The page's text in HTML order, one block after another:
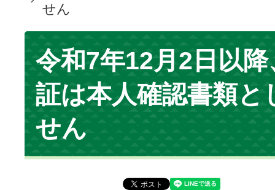
位
せん
令和7年12月2日以
証は本人確認書類と
せん